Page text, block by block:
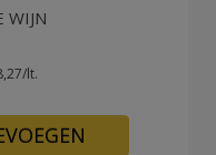
WIJN
lt.